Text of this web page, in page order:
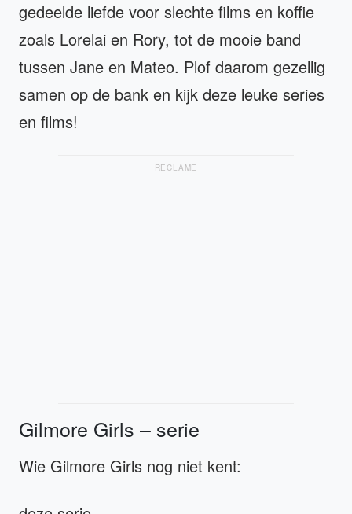
gedeelde liefde voor slechte films en koffie
zoals Lorelai en Rory, tot de mooie band
tussen Jane en Mateo. Plof daarom gezellig
samen op de bank en kijk deze leuke series
en films!
RECLAME
Gilmore Girls – serie
Wie Gilmore Girls nog niet kent: